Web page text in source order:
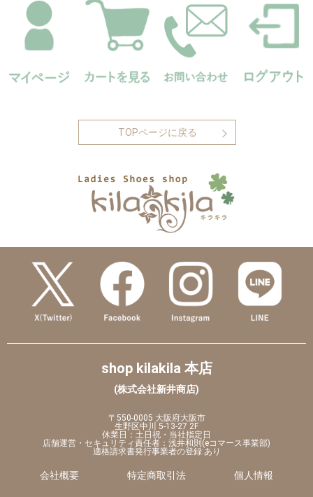
TOPページに戻る
shop kilakila 本店
(株式会社新井商店)
〒550-0005 大阪府大阪市
生野区中川 5-13-27 2F
休業日：土日祝・当社指定日
店舗運営・セキュリティ責任者：浅井和則(eコマース事業部)
適格請求書発行事業者の登録:あり
会社概要 特定商取引法 個人情報